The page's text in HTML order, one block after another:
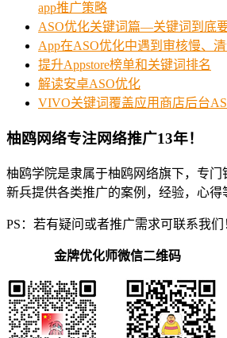
app推广策略
ASO优化关键词篇—关键词到底
App在ASO优化中遇到审核慢、清
提升Appstore榜单和关键词排名
解读安卓ASO优化
VIVO关键词覆盖应用商店后台
柚鸥网络专注网络推广13年！
柚鸥学院是隶属于柚鸥网络旗下，专门
新兵提供各类推广的案例，经验，心得
PS：若有疑问或者推广需求可联系我们
金牌优化师微信二维码